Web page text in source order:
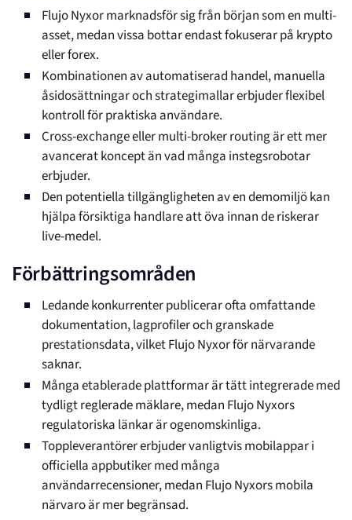
Flujo Nyxor marknadsför sig från början som en multi-
asset, medan vissa bottar endast fokuserar på krypto
eller forex.
Kombinationen av automatiserad handel, manuella
åsidosättningar och strategimallar erbjuder flexibel
kontroll för praktiska användare.
Cross-exchange eller multi-broker routing är ett mer
avancerat koncept än vad många instegsrobotar
erbjuder.
Den potentiella tillgängligheten av en demomiljö kan
hjälpa försiktiga handlare att öva innan de riskerar
live-medel.
Förbättringsområden
Ledande konkurrenter publicerar ofta omfattande
dokumentation, lagprofiler och granskade
prestationsdata, vilket Flujo Nyxor för närvarande
saknar.
Många etablerade plattformar är tätt integrerade med
tydligt reglerade mäklare, medan Flujo Nyxors
regulatoriska länkar är ogenomskinliga.
Toppleverantörer erbjuder vanligtvis mobilappar i
officiella appbutiker med många
användarrecensioner, medan Flujo Nyxors mobila
närvaro är mer begränsad.